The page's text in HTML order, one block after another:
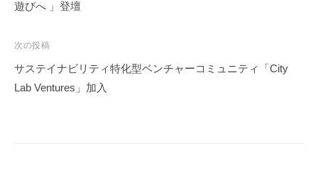
ナ
ゲ
ー
シ
遊びへ 」登壇
次の投稿
サステイナビリティ特化型ベンチャーコミュニティ「City
Lab Ventures」加入